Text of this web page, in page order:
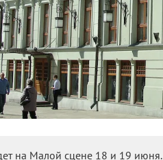
на Малой сцене 18 и 19 июня.